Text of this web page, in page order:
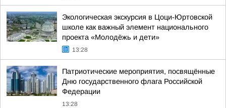
Экологическая экскурсия в Цоци-Юртовской
школе как важный элемент национального
проекта «Молодёжь и дети»
13:28
Патриотические мероприятия, посвящённые
Дню государственного флага Российской
Федерации
13:28